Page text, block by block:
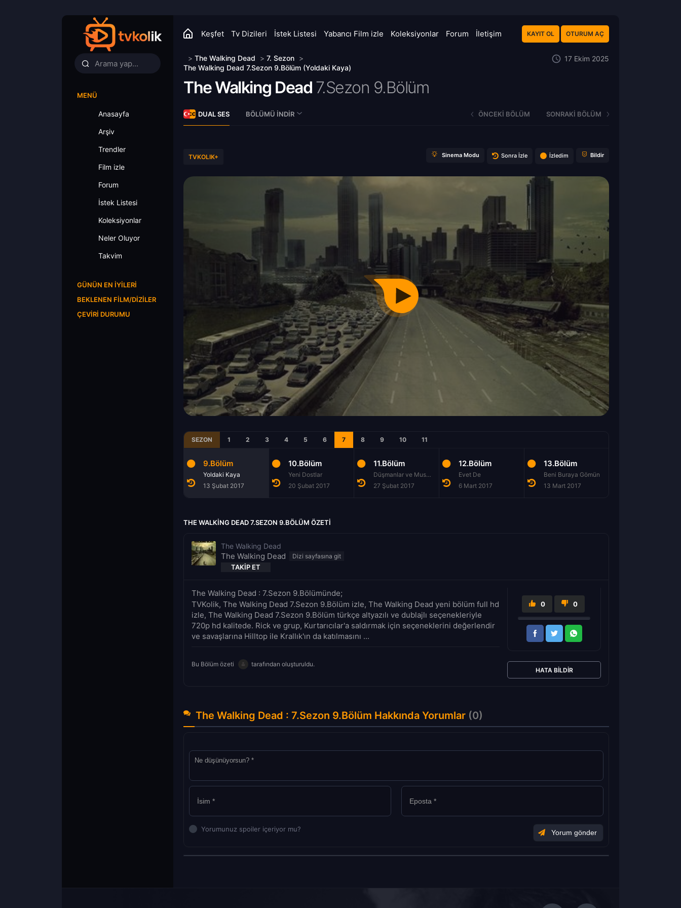
Keşfet Tv Dizileri İstek Listesi Yabancı Film izle Koleksiyonlar Forum İletişim KAYIT OL OTURUM AÇ
MENÜ
Anasayfa
Arşiv
Trendler
Film izle
Forum
İstek Listesi
Koleksiyonlar
Neler Oluyor
Takvim
GÜNÜN EN İYILERI
BEKLENEN FILM/DIZILER
ÇEVIRI DURUMU
> The Walking Dead > 7. Sezon >
The Walking Dead 7.Sezon 9.Bölüm (Yoldaki Kaya)
17 Ekim 2025
The Walking Dead 7.Sezon 9.Bölüm
DUAL SES BÖLÜMÜ İNDIR ÖNCEKI BÖLÜM SONRAKI BÖLÜM
TVKOLIK+ Sinema Modu Sonra İzle İzledim Bildir
SEZON 1 2 3 4 5 6 7 8 9 10 11
9.Bölüm
Yoldaki Kaya
13 Şubat 2017
10.Bölüm
Yeni Dostlar
20 Şubat 2017
11.Bölüm
Düşmanlar ve Musibetler
27 Şubat 2017
12.Bölüm
Evet De
6 Mart 2017
13.Bölüm
Beni Buraya Gömün
13 Mart 2017
THE WALKING DEAD 7.SEZON 9.BÖLÜM ÖZETI
The Walking Dead
The Walking Dead
TAKIP ET
The Walking Dead : 7.Sezon 9.Bölümünde;
TVKolik, The Walking Dead 7.Sezon 9.Bölüm izle, The Walking Dead yeni bölüm full hd
izle, The Walking Dead 7.Sezon 9.Bölüm türkçe altyazılı ve dublajlı seçenekleriyle
720p hd kalitede. Rick ve grup, Kurtarıcılar'a saldırmak için seçeneklerini değerlendir
ve savaşlarına Hilltop ile Krallık'ın da katılmasını ...
Bu Bölüm özeti tarafından oluşturuldu.
0 0
HATA BILDIR
The Walking Dead : 7.Sezon 9.Bölüm Hakkında Yorumlar (0)
Yorumunuz spoiler içeriyor mu?